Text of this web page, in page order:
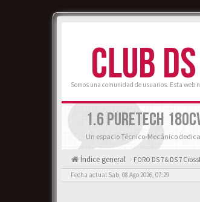
CLUB
Somos una comunidad de usuarios. Esta web
1.6 PURETECH
Un espacio Técnico-Mecánico
Índice general FORO DS 7 & DS 7
Fecha actual Sab, 08 Ago 2026, 07:29